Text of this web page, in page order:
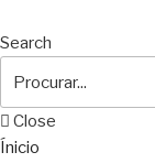
Search
Close
Ínicio